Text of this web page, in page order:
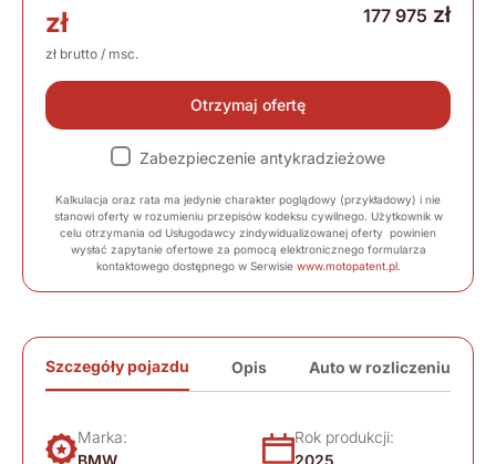
zł
zł brutto / msc.
177 975 zł
Otrzymaj ofertę
Zabezpieczenie antykradzieżowe
Kalkulacja oraz rata ma jedynie charakter poglądowy (przykładowy) i nie
stanowi oferty w rozumieniu przepisów kodeksu cywilnego. Użytkownik w
celu otrzymania od Usługodawcy zindywidualizowanej oferty powinien
wysłać zapytanie ofertowe za pomocą elektronicznego formularza
kontaktowego dostępnego w Serwisie www.motopatent.pl.
Szczegóły pojazdu Opis Auto w rozliczeniu
Marka:
BMW
Rok produkcji:
2025